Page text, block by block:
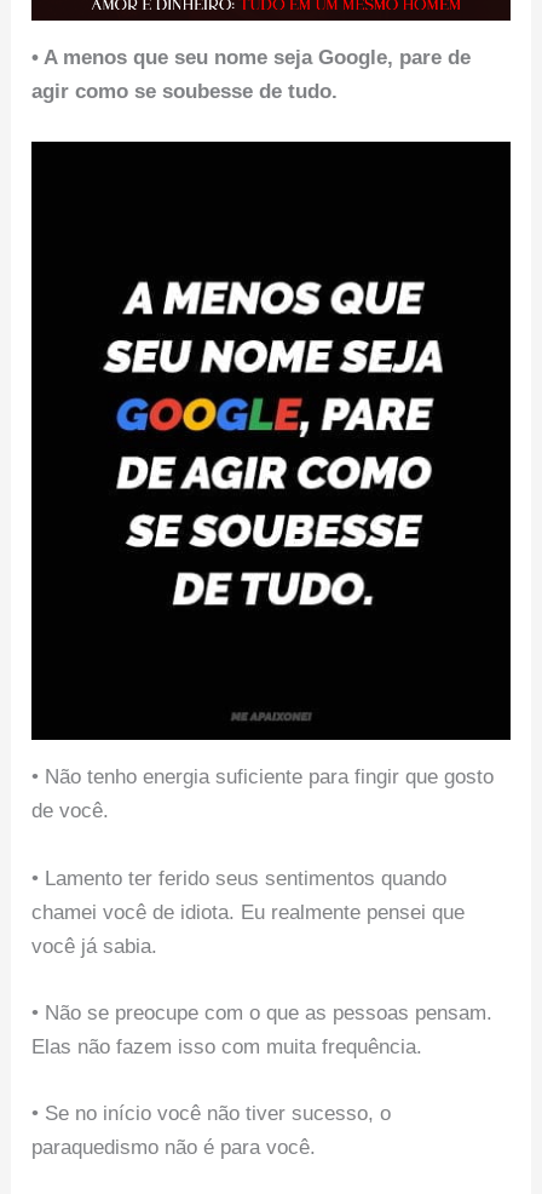
• A menos que seu nome seja Google, pare de
agir como se soubesse de tudo.
• Não tenho energia suficiente para fingir que gosto
de você.
• Lamento ter ferido seus sentimentos quando
chamei você de idiota. Eu realmente pensei que
você já sabia.
• Não se preocupe com o que as pessoas pensam.
Elas não fazem isso com muita frequência.
• Se no início você não tiver sucesso, o
paraquedismo não é para você.